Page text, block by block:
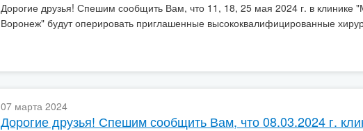
Дорогие друзья! Спешим сообщить Вам, что 11, 18, 25 мая 2024 г. в клинике
Воронеж" будут оперировать приглашенные высококвалифицированные
07 марта 2024
Дорогие друзья! Спешим сообщить Вам, что 08.03.2024 г.